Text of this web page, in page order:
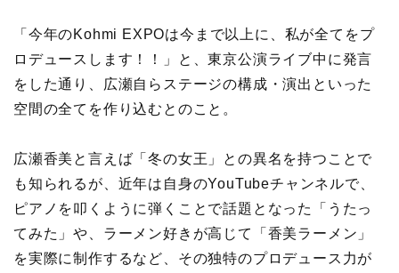
「今年のKohmi EXPOは今まで以上に、私が全てをプ
ロデュースします！！」と、東京公演ライブ中に発言
をした通り、広瀬自らステージの構成・演出といった
空間の全てを作り込むとのこと。
広瀬香美と言えば「冬の女王」との異名を持つことで
も知られるが、近年は自身のYouTubeチャンネルで、
ピアノを叩くように弾くことで話題となった「うたっ
てみた」や、ラーメン好きが高じて「香美ラーメン」
を実際に制作するなど、その独特のプロデュース力が